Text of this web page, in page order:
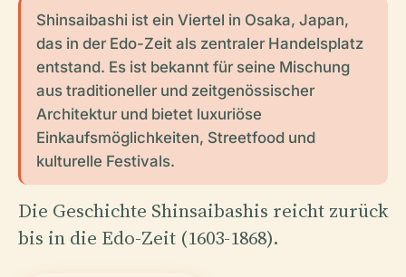
Shinsaibashi ist ein Viertel in Osaka, Japan,
das in der Edo-Zeit als zentraler Handelsplatz
entstand. Es ist bekannt für seine Mischung
aus traditioneller und zeitgenössischer
Architektur und bietet luxuriöse
Einkaufsmöglichkeiten, Streetfood und
kulturelle Festivals.
Die Geschichte Shinsaibashis reicht zurück
bis in die Edo-Zeit (1603-1868).